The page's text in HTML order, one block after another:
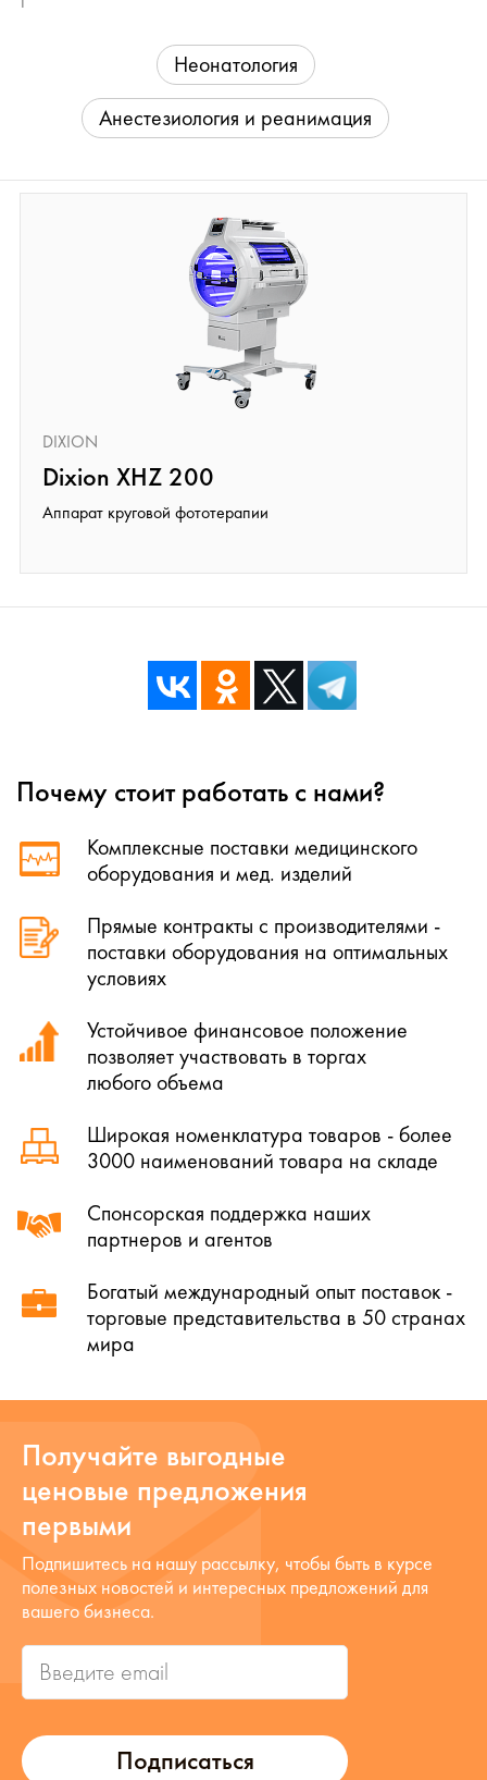
Неонатология
Анестезиология и реанимация
DIXION
Dixion XHZ 200
Аппарат круговой фототерапии
Почему стоит работать с нами?
Комплексные поставки медицинского
оборудования и мед. изделий
Прямые контракты с производителями -
поставки оборудования на оптимальных
условиях
Устойчивое финансовое положение
позволяет участвовать в торгах
любого объема
Широкая номенклатура товаров - более
3000 наименований товара на складе
Спонсорская поддержка наших
партнеров и агентов
Богатый международный опыт поставок -
торговые представительства в 50 странах
мира
Получайте выгодные
ценовые предложения
первыми
Подписаться
Подпишитесь на нашу рассылку, чтобы быть в курсе
полезных новостей и интересных предложений для
вашего бизнеса.